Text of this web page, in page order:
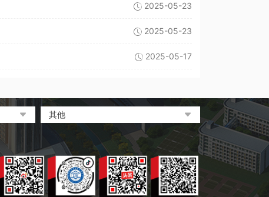
2025-05-23
2025-05-23
2025-05-17
其他
中国教育和科研计算机网
电脑报
大象网|河南网络广播电视台